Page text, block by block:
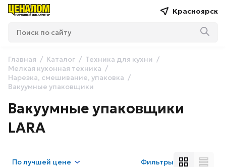
Красноярск
Главная Каталог
Техника для кухни
Мелкая кухонная техника
Нарезка, смешивание, упаковка
Вакуумные упаковщики
Вакуумные упаковщики
LARA
Получшей цене Фильтры